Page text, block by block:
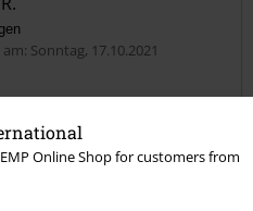
Online Shop for customers from
Sonntag, 17.10.2021
Qualitä ist soweit in Ordnung